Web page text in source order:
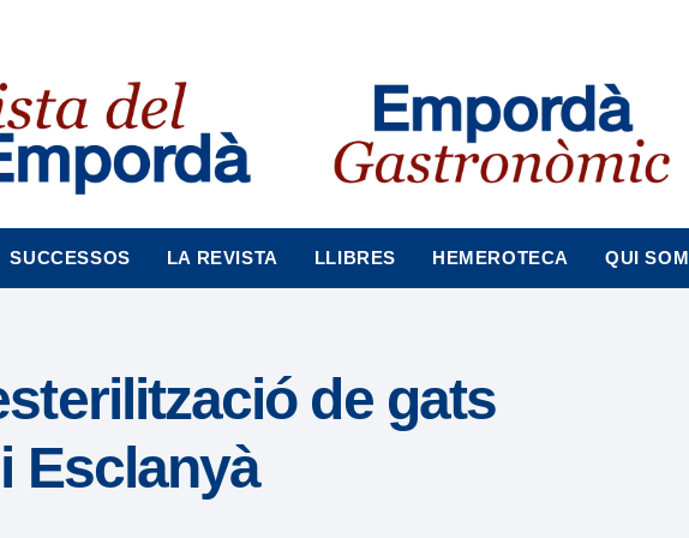
SUCCESSOS LA REVISTA LLIBRES HEMEROTECA QUI SOM
de gats
Esclanyà